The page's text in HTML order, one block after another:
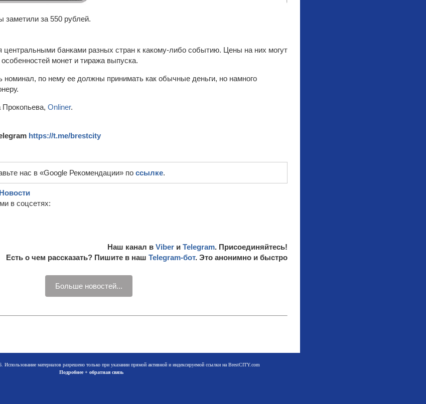
за 550 рублей.
банками разных стран к какому-либо событию. Цены на них могут
монет и тиража выпуска.
номинал, по нему ее должны принимать как обычные деньги, но намного
Прокопьева, Onliner.
https://t.me/brestcity
нас в «Google Рекомендации» по ссылке.
в соцсетях:
Наш канал в Viber и Telegram. Присоединяйтесь!
Есть о чем рассказать? Пишите в наш Telegram-бот. Это анонимно и быстро
Больше новостей...
материалов разрешено только при указании прямой активной и индексируемой ссылки на BrestCITY.com
Подробнее + обратная связь